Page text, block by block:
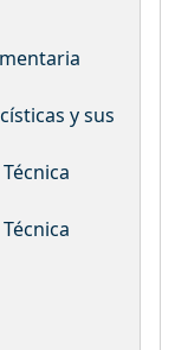
y sus